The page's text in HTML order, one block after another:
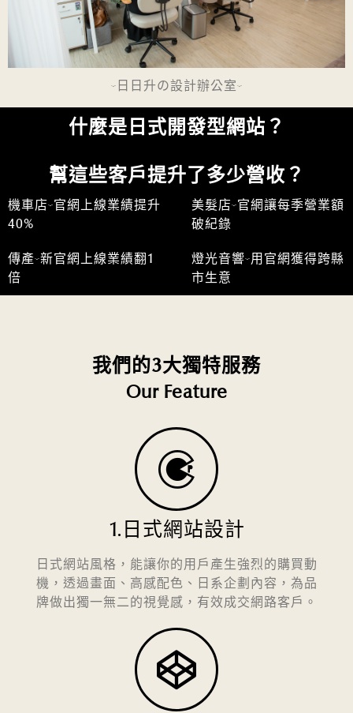
-日日升の設計辦公室-
什麼是日式開發型網站？
幫這些客戶提升了多少營收？
機車店-官網上線業績提升
40%
美髮店-官網讓每季營業額
破紀錄
傳產-新官網上線業績翻1
倍
燈光音響-用官網獲得跨縣
市生意
我們的3大獨特服務
Our Feature
1.日式網站設計
日式網站風格，能讓你的用戶產生強烈的購買動
機，透過畫面、高感配色、日系企劃內容，為品
牌做出獨一無二的視覺感，有效成交網路客戶。